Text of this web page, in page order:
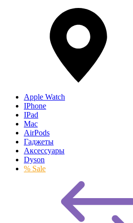
Apple Watch
IPhone
IPad
Mac
AirPods
Гаджеты
Аксессуары
Dyson
% Sale